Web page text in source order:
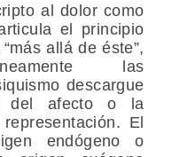
al dolor como
el principio
allá de éste”,
las
descargue
del afecto o la
El
endógeno o